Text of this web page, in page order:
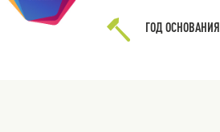
ГОД ОСНОВАНИЯ